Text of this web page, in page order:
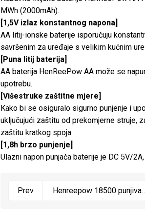
MWh (2000mAh).
[1,5V izlaz konstantnog napona]
AA litij-ionske baterije isporučuju
savršenim za uređaje s velikim kućnim
[Puna litij baterija]
AA baterija HenReePow AA može se
upotrebu.
[Višestruke zaštitne mjere]
Kako bi se osiguralo sigurno punjenje i
uključujući zaštitu od prekomjerne struje,
zaštitu kratkog spoja.
[1,8h brzo punjenje]
Ulazni napon punjača baterije je DC 5V/
Prev
Henreepow 18500 punjiva